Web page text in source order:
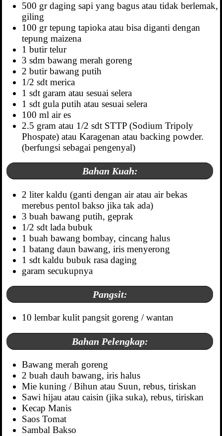
500 gr daging sapi yang bagus atau tidak berlemak,
giling
100 gr tepung tapioka atau bisa diganti dengan
tepung maizena
1 butir telur
3 sdm bawang merah goreng
2 butir bawang putih
1/2 sdt merica
1 sdt garam atau sesuai selera
1 sdt gula putih atau sesuai selera
100 ml air es
2.5 gram atau 1/2 sdt STTP (Sodium Tripoly
Phospate) atau Karagenan atau backing powder.
(berfungsi sebagai pengenyal)
Bahan Kuah:
2 liter kaldu (ganti dengan air atau air bekas
merebus pentol bakso jika tak ada)
3 buah bawang putih, geprak
1/2 sdt lada bubuk
1 buah bawang bombay, cincang halus
1 batang daun bawang, iris menyerong
1 sdt kaldu bubuk rasa daging
garam secukupnya
Pangsit:
10 lembar kulit pangsit goreng / wantan
Bahan Pelengkap:
Bawang merah goreng
2 buah dauh bawang, iris halus
Mie kuning / Bihun atau Suun, rebus, tiriskan
Sawi hijau atau caisin (jika suka), rebus, tiriskan
Kecap Manis
Saos Tomat
Sambal Bakso